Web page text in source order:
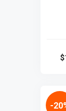
-